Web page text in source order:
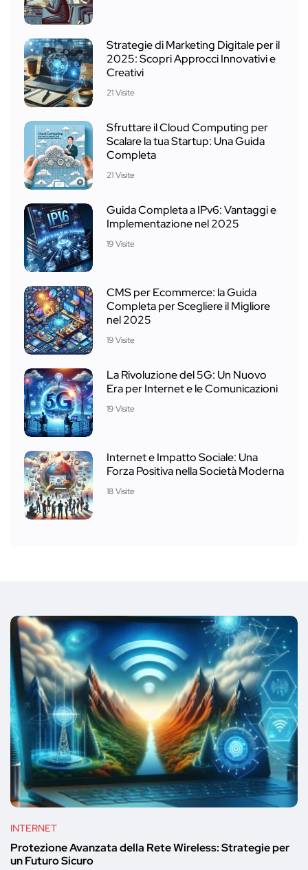
Strategie di Marketing Digitale per il
2025: Scopri Approcci Innovativi e
Creativi
21 Visite
Sfruttare il Cloud Computing per
Scalare la tua Startup: Una Guida
Completa
21 Visite
Guida Completa a IPv6: Vantaggi e
Implementazione nel 2025
19 Visite
CMS per Ecommerce: la Guida
Completa per Scegliere il Migliore
nel 2025
19 Visite
La Rivoluzione del 5G: Un Nuovo
Era per Internet e le Comunicazioni
19 Visite
Internet e Impatto Sociale: Una
Forza Positiva nella Società Moderna
18 Visite
INTERNET
Protezione Avanzata della Rete Wireless: Strategie per
un Futuro Sicuro